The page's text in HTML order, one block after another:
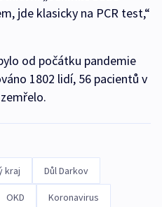
jde klasicky na PCR test,“
od počátku pandemie
1802 lidí, 56 pacientů v
kraj Důl Darkov
OKD Koronavirus